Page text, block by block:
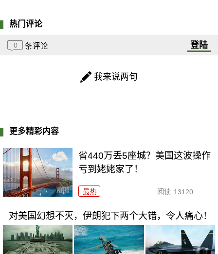
热门评论
0 条评论 登陆
我来说两句
更多精彩内容
省440万丢5座城？美国这波操作
亏到姥姥家了！
最热 阅读 13120
对美国幻想不灭，伊朗犯下两个大错，令人痛心！